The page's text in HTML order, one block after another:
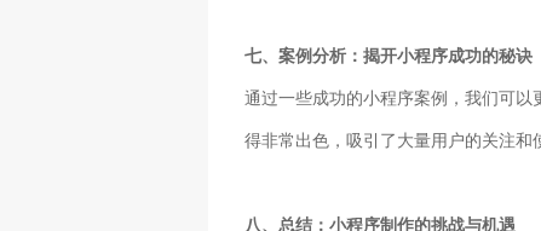
七、案例分析：揭开小程序成功的秘诀
通过一些成功的小程序案例，我们可以
得非常出色，吸引了大量用户的关注和
八、总结：小程序制作的挑战与机遇